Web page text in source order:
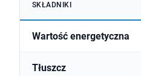
SKŁADNIKI
Wartość energetyczna
Tłuszcz